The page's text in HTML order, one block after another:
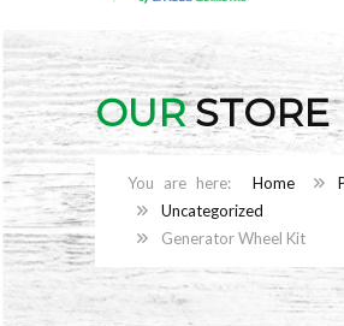
OURSTORE
Home
Uncategorized
Generator Wheel Kit